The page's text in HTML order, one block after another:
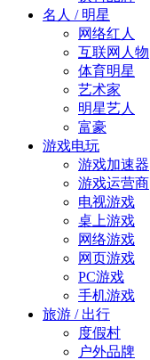
名人 / 明星
网络红人
互联网人物
体育明星
艺术家
明星艺人
富豪
游戏电玩
游戏加速器
游戏运营商
电视游戏
桌上游戏
网络游戏
网页游戏
PC游戏
手机游戏
旅游 / 出行
度假村
户外品牌